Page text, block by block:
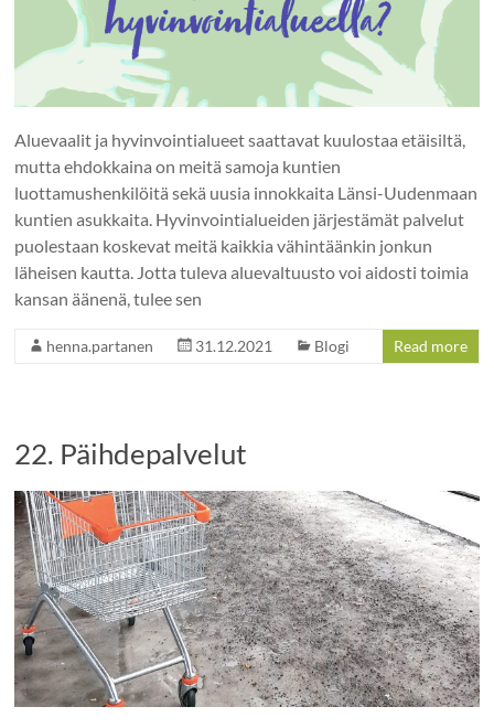
Aluevaalit ja hyvinvointialueet saattavat kuulostaa etäisiltä,
mutta ehdokkaina on meitä samoja kuntien
luottamushenkilöitä sekä uusia innokkaita Länsi-Uudenmaan
kuntien asukkaita. Hyvinvointialueiden järjestämät palvelut
puolestaan koskevat meitä kaikkia vähintäänkin jonkun
läheisen kautta. Jotta tuleva aluevaltuusto voi aidosti toimia
kansan äänenä, tulee sen
henna.partanen 31.12.2021 Blogi Read more
22. Päihdepalvelut